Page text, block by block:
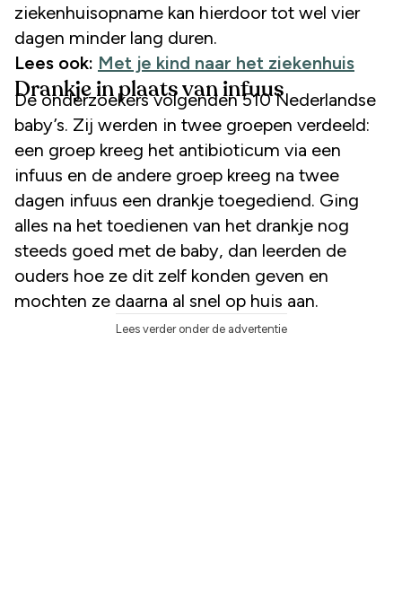
ziekenhuisopname kan hierdoor tot wel vier
dagen minder lang duren.
Lees ook: Met je kind naar het ziekenhuis
Drankje in plaats van infuus
De onderzoekers volgenden 510 Nederlandse
baby’s. Zij werden in twee groepen verdeeld:
een groep kreeg het antibioticum via een
infuus en de andere groep kreeg na twee
dagen infuus een drankje toegediend. Ging
alles na het toedienen van het drankje nog
steeds goed met de baby, dan leerden de
ouders hoe ze dit zelf konden geven en
mochten ze daarna al snel op huis aan.
Lees verder onder de advertentie